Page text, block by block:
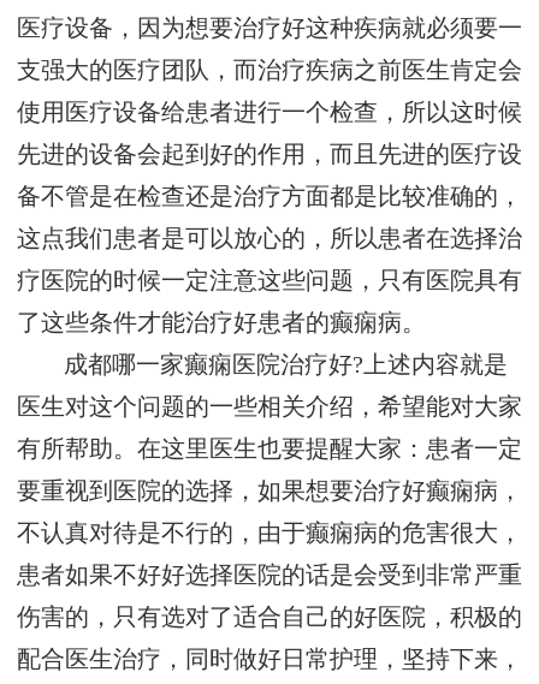
医疗设备，因为想要治疗好这种疾病就必须要一
支强大的医疗团队，而治疗疾病之前医生肯定会
使用医疗设备给患者进行一个检查，所以这时候
先进的设备会起到好的作用，而且先进的医疗设
备不管是在检查还是治疗方面都是比较准确的，
这点我们患者是可以放心的，所以患者在选择治
疗医院的时候一定注意这些问题，只有医院具有
了这些条件才能治疗好患者的癫痫病。
成都哪一家癫痫医院治疗好?上述内容就是
医生对这个问题的一些相关介绍，希望能对大家
有所帮助。在这里医生也要提醒大家：患者一定
要重视到医院的选择，如果想要治疗好癫痫病，
不认真对待是不行的，由于癫痫病的危害很大，
患者如果不好好选择医院的话是会受到非常严重
伤害的，只有选对了适合自己的好医院，积极的
配合医生治疗，同时做好日常护理，坚持下来，